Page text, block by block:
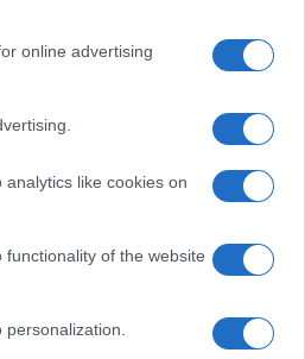
online advertising
like cookies on
of the website
razze
nella
urbani.
dotati di